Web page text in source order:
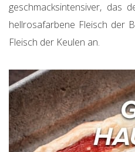
geschmacksintensiver, das
hellrosafarbene Fleisch der
Fleisch der Keulen an.